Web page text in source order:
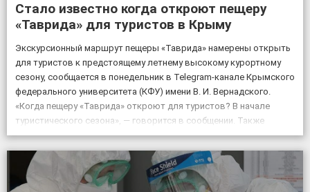
Стало известно когда откроют пещеру
«Таврида» для туристов в Крыму
Экскурсионный маршрут пещеры «Таврида» намерены открыть
для туристов к предстоящему летнему высокому курортному
сезону, сообщается в понедельник в Telegram-канале Крымского
федерального университета (КФУ) имени В. И. Вернадского.
«Когда пещеру «Таврида» откроют для туристов? В начале
туристического сезона», — говорится в сообщении. Также
отмечается, что посещение «Тавриды» будет полностью
безопасным. За возможным движением грунтов и камней […]